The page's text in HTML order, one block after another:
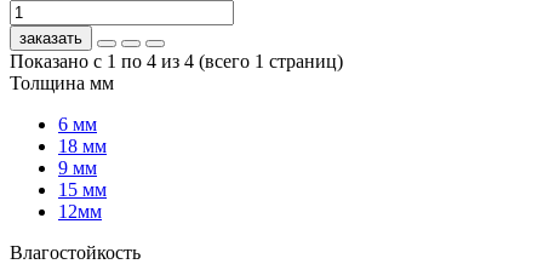
заказать
Показано с 1 по 4 из 4 (всего 1 страниц)
Толщина мм
6 мм
18 мм
9 мм
15 мм
12мм
Влагостойкость